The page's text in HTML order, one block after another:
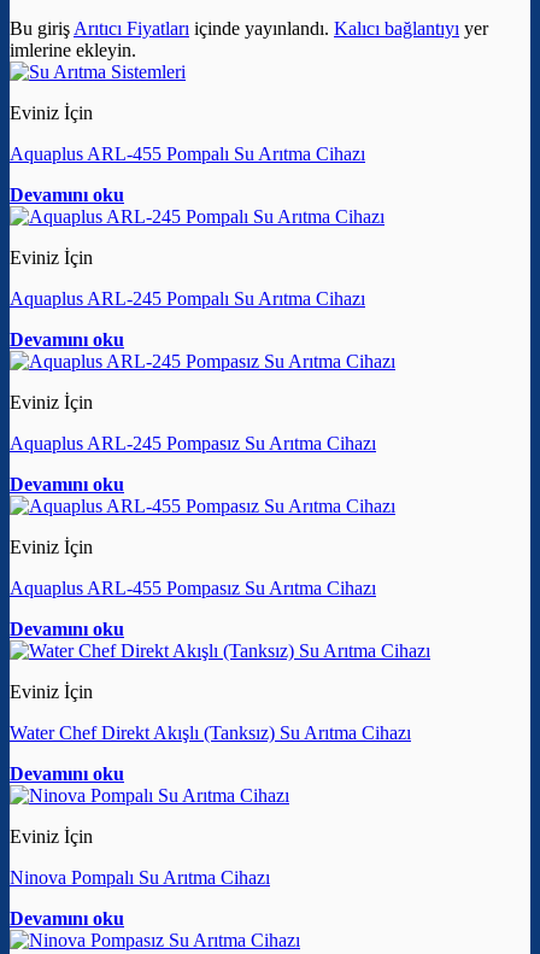
Bu girişArıtıcı Fiyatları içinde yayınlandı. Kalıcı bağlantıyı yer
imlerine ekleyin.
Eviniz İçin
Aquaplus ARL-455 Pompalı Su Arıtma Cihazı
Devamını oku
Eviniz İçin
Aquaplus ARL-245 Pompalı Su Arıtma Cihazı
Devamını oku
Eviniz İçin
Aquaplus ARL-245 Pompasız Su Arıtma Cihazı
Devamını oku
Eviniz İçin
Aquaplus ARL-455 Pompasız Su Arıtma Cihazı
Devamını oku
Eviniz İçin
Water Chef Direkt Akışlı (Tanksız) Su Arıtma Cihazı
Devamını oku
Eviniz İçin
Ninova Pompalı Su Arıtma Cihazı
Devamını oku